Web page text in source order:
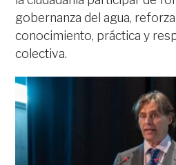
gobernanza del agua,
conocimiento, práctica y
colectiva.